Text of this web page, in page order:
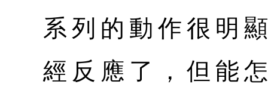
系列的動作很明
經反應了，但能